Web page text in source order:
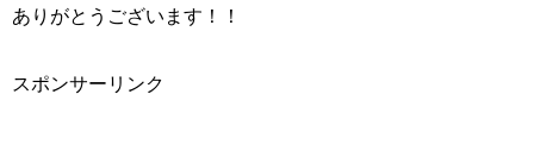
ありがとうございます！！
スポンサーリンク